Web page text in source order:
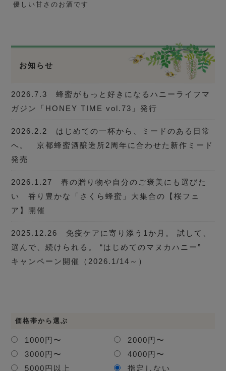
優しい甘さのお酒です
お知らせ
2026.7.3 蜂蜜がもっと好きになるハニーライフマ
ガジン「HONEY TIME vol.73」発行
2026.2.2 はじめての一杯から、ミードのある日常
へ。 京都蜂蜜酒醸造所2周年に合わせた新作ミード
発売
2026.1.27 春の贈り物や自分のご褒美にも選びた
い 香り豊かな「さくら蜂蜜」大集合の【桜フェ
ア】開催
2025.12.26 免疫ケアに寄り添う1か月。 試して、
選んで、続けられる。 “はじめてのマヌカハニー”
キャンペーン開催（2026.1/14～）
価格帯から選ぶ
1000円〜
2000円〜
3000円〜
4000円〜
5000円以上
指定しない